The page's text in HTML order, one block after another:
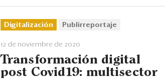
Digitalización Publirreportaje
12 de noviembre de 2020
Transformación digital
post Covid19: multisector